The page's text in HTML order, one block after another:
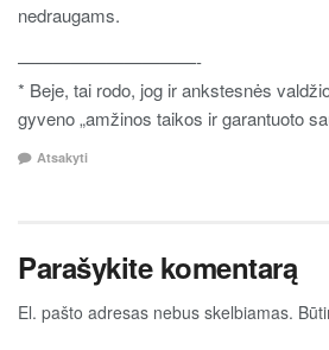
nedraugams.
——————————-
* Beje, tai rodo, jog ir ankstesnės
gyveno „amžinos taikos ir garantuoto
Atsakyti
Parašykite komentarą
El. pašto adresas nebus skelbiamas.